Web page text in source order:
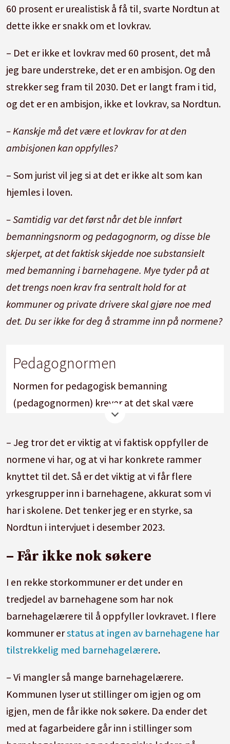
60 prosent er urealistisk å få til, svarte Nordtun at
dette ikke er snakk om et lovkrav.
– Det er ikke et lovkrav med 60 prosent, det må
jeg bare understreke, det er en ambisjon. Og den
strekker seg fram til 2030. Det er langt fram i tid,
og det er en ambisjon, ikke et lovkrav, sa Nordtun.
– Kanskje må det være et lovkrav for at den
ambisjonen kan oppfylles?
– Som jurist vil jeg si at det er ikke alt som kan
hjemles i loven.
– Samtidig var det først når det ble innført
bemanningsnorm og pedagognorm, og disse ble
skjerpet, at det faktisk skjedde noe substansielt
med bemanning i barnehagene. Mye tyder på at
det trengs noen krav fra sentralt hold for at
kommuner og private drivere skal gjøre noe med
det. Du ser ikke for deg å stramme inn på normene?
Pedagognormen
Normen for pedagogisk bemanning
(pedagognormen) krever at det skal være
minst 1 pedagogisk leder per 7 barn under 3 år,
og minst 1 pedagogisk leder per 14 barn over 3
år.Pedagogiske ledere må ha utdanning som
barnehagelærer eller annen treårig
pedagogisk utdanning med videreutdanning i
barnehagepedagogikk.
Kommunen kan gi dispensasjon fra
utdanningskravet for inntil ett år om gangen,
slik at en person som ikke oppfyller
utdanningskravet, kan jobbe som pedagogisk
leder.
Kilde: Utdanningsdirektoratet.
– Jeg tror det er viktig at vi faktisk oppfyller de
normene vi har, og at vi har konkrete rammer
knyttet til det. Så er det viktig at vi får flere
yrkesgrupper inn i barnehagene, akkurat som vi
har i skolene. Det tenker jeg er en styrke, sa
Nordtun i intervjuet i desember 2023.
– Får ikke nok søkere
I en rekke storkommuner er det under en
tredjedel av barnehagene som har nok
barnehagelærere til å oppfyller lovkravet. I flere
kommuner erstatus at ingen av barnehagene har
tilstrekkelig med barnehagelærere.
– Vi mangler så mange barnehagelærere.
Kommunen lyser ut stillinger om igjen og om
igjen, men de får ikke nok søkere. Da ender det
med at fagarbeidere går inn i stillinger som